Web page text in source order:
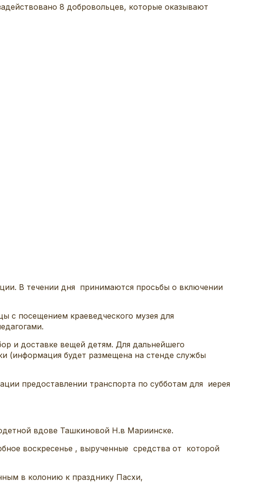
8 добровольцев, которые оказывают
В течении дня принимаются просьбы о включении
с посещением краеведческого музея для
и доставкe вещей детям. Для дальнейшего
(информация будет размещена на стенде службы
предоставлении транспорта по субботам для иерея
вдове Ташкиновой Н.в Мариинске.
воскресенье , вырученные средства от которой
в колонию к празднику Пасхи,